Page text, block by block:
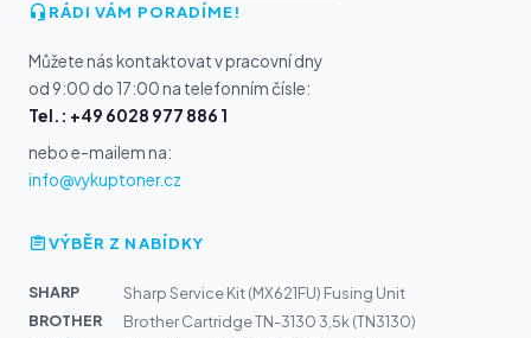
RÁDI VÁM PORADÍME!
Můžete nás kontaktovat v pracovní dny
od 9:00 do 17:00 na telefonním čísle:
Tel.: +49 6028 977 886 1
nebo e-mailem na:
info@vykuptoner.cz
VÝBĚR Z NABÍDKY
SHARP
Sharp Service Kit (MX621FU) Fusing Unit
BROTHER
Brother Cartridge TN-3130 3,5k (TN3130)